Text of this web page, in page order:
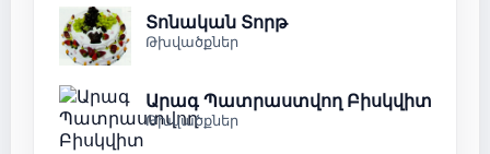
Տոնական Տորթ
Թխվածքներ
Արագ Պատրաստվող Բիսկվիտ
Թխվածքներ